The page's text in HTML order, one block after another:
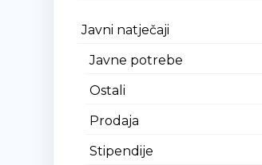
Javni natječaji
Javne potrebe
Ostali
Prodaja
Stipendije